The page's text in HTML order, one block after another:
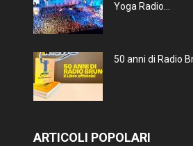
Yoga Radio...
50 anni di Radio
ARTICOLI POPOLARI